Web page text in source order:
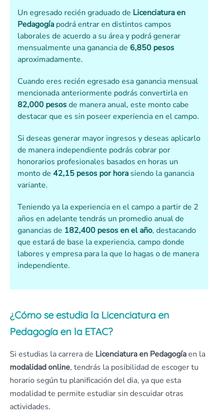
Un egresado recién graduado de Licenciatura en
Pedagogía podrá entrar en distintos campos
laborales de acuerdo a su área y podrá generar
mensualmente una ganancia de 6,850 pesos
aproximadamente.
Cuando eres recién egresado esa ganancia mensual
mencionada anteriormente podrás convertirla en
82,000 pesosde manera anual, este monto cabe
destacar que es sin poseer experiencia en el campo.
Si deseas generar mayor ingresos y deseas aplicarlo
de manera independiente podrás cobrar por
honorarios profesionales basados en horas un
monto de 42,15 pesos por hora siendo la ganancia
variante.
Teniendo ya la experiencia en el campo a partir de 2
años en adelante tendrás un promedio anual de
ganancias de 182,400 pesos en el año, destacando
que estará de base la experiencia, campo donde
labores y empresa para la que lo hagas o de manera
independiente.
¿Cómo se estudia la Licenciatura en
Pedagogía en la ETAC?
Si estudias la carrera de Licenciatura en Pedagogíaen la
modalidad online, tendrás la posibilidad de escoger tu
horario según tu planificación del dia, ya que esta
modalidad te permite estudiar sin descuidar otras
actividades.